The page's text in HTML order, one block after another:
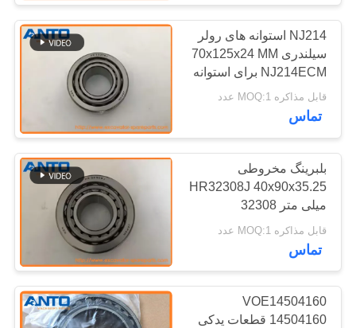
کیفیت
وبلاگ
نقشه
سایت
حریم
خصوصی
چرخ دنده بیل مکانیکی
362
قطعات موتور بیل
1836
NJ214 استوانه های رولر
سیلندری 70x125x24 MM
NJ214ECM برای استوانه
های حفاری
قابل مذاکره MOQ:1 عدد
تماس
بلبرینگ مخروطی
HR32308J 40x90x35.25
میلی متر 32308
قابل مذاکره MOQ:1 عدد
تماس
VOE14504160
14504160 قطعات یدکی